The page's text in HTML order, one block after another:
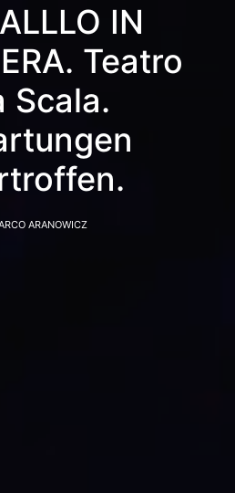
IN
Teatro
Scala.
ARANOWICZ